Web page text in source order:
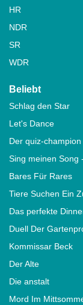
HR
NDR
SR
WDR
Beliebt
Schlag den Star
Let's Dance
Der quiz-champion
Sing meinen Song
Bares Für Rares
Tiere Suchen Ein
Das perfekte
Duell Der
Kommissar Beck
Der Alte
Die anstalt
Mord Im